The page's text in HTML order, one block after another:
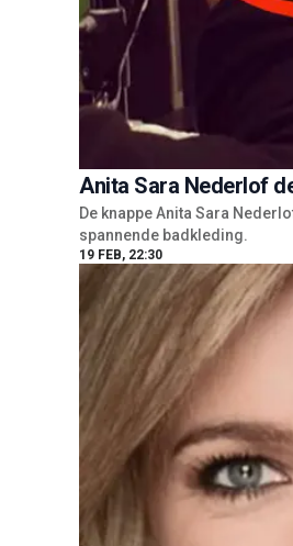
Anita Sara Nederlof
De knappe Anita Sara
spannende badkleding.
19 FEB, 22:30